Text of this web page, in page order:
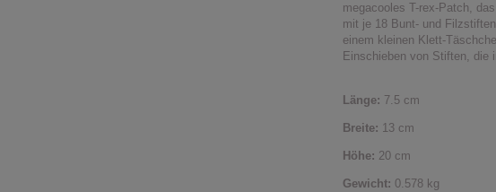
megacooles T-rex-Patch,
mit je 18 Bunt- und
einem kleinen Klett-
Einschieben von Stiften, die
Länge: 7.5 cm
Breite: 13 cm
Höhe: 20 cm
Gewicht: 0.578 kg